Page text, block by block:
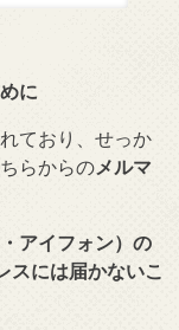
に
ており、せっか
らからのメルマ
アイフォン）の
スには届かないこ